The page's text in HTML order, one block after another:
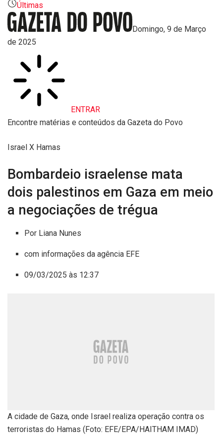
Últimas
Domingo, 9 de Março
de 2025
ENTRAR
Encontre matérias e conteúdos da Gazeta do Povo
Israel X Hamas
Bombardeio israelense mata
dois palestinos em Gaza em meio
a negociações de trégua
Por Liana Nunes
com informações da agência EFE
09/03/2025 às 12:37
A cidade de Gaza, onde Israel realiza operação contra os
terroristas do Hamas (Foto: EFE/EPA/HAITHAM IMAD)